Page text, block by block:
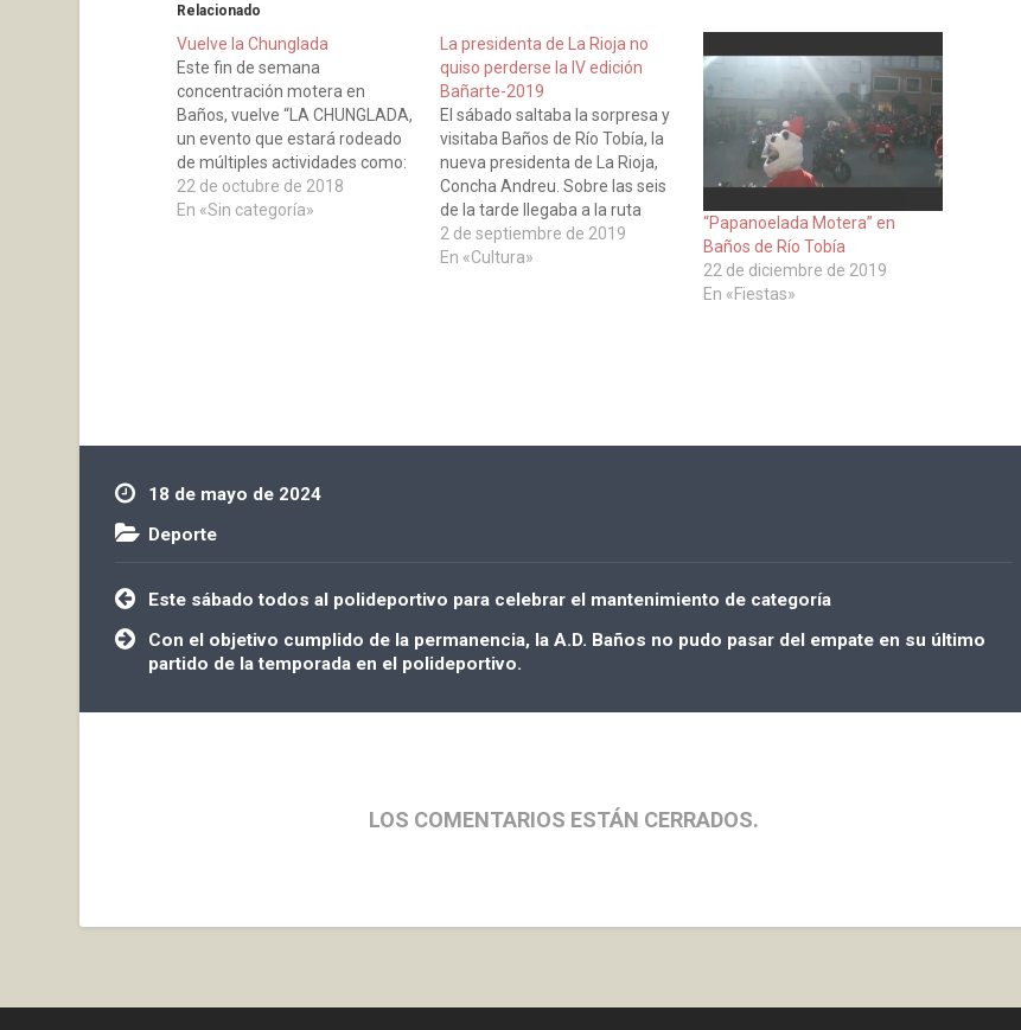
Relacionado
Vuelve la Chunglada
Este fin de semana
concentración motera en
Baños, vuelve “LA CHUNGLADA,
un evento que estará rodeado
de múltiples actividades como:
conciertos de Rock, pinchopote
motero, cena, ruta con
22 de octubre de 2018
En «Sin categoría»
La presidenta de La Rioja no
quiso perderse la IV edición
Bañarte-2019
El sábado saltaba la sorpresa y
visitaba Baños de Río Tobía, la
nueva presidenta de La Rioja,
Concha Andreu. Sobre las seis
de la tarde llegaba a la ruta
Bañarte-2019, en una de sus
primeras salidas desde su
2 de septiembre de 2019
En «Cultura»
“Papanoelada Motera” en
Baños de Río Tobía
22 de diciembre de 2019
En «Fiestas»
18 de mayo de 2024
Deporte
Navegación
de
entradas
Este sábado todos al polideportivo para celebrar el mantenimiento de categoría
Con el objetivo cumplido de la permanencia, la A.D. Baños no pudo pasar del empate en su último
partido de la temporada en el polideportivo.
LOS COMENTARIOS ESTÁN CERRADOS.